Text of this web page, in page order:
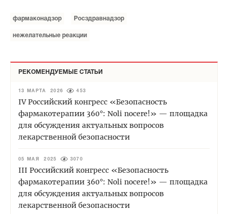
фармаконадзор Росздравнадзор
нежелательные реакции
РЕКОМЕНДУЕМЫЕ СТАТЬИ
13 МАРТА 2026 453
IV Российский конгресс «Безопасность
фармакотерапии 360°: Noli nocere!» — площадка
для обсуждения актуальных вопросов
лекарственной безопасности
05 МАЯ 2025 3070
III Российский конгресс «Безопасность
фармакотерапии 360°: Noli nocere!» — площадка
для обсуждения актуальных вопросов
лекарственной безопасности